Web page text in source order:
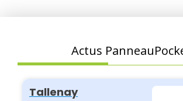
Actus